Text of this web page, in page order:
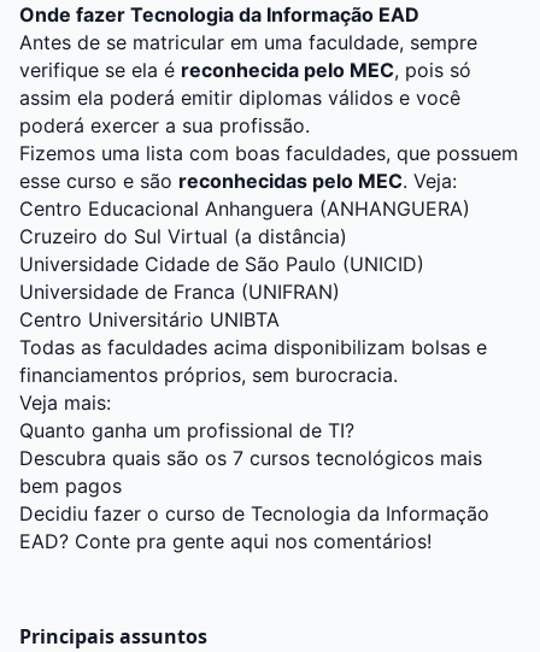
Onde fazer Tecnologia da Informação EAD
Antes de se matricular em uma faculdade, sempre
verifique se ela é reconhecida pelo MEC, pois só
assim ela poderá emitir diplomas válidos e você
poderá exercer a sua profissão.
Fizemos uma lista com boas faculdades, que possuem
esse curso e são reconhecidas pelo MEC. Veja:
Centro Educacional Anhanguera (ANHANGUERA)
Cruzeiro do Sul Virtual (a distância)
Universidade Cidade de São Paulo (UNICID)
Universidade de Franca (UNIFRAN)
Centro Universitário UNIBTA
Todas as faculdades acima disponibilizam bolsas e
financiamentos próprios, sem burocracia.
Veja mais:
Quanto ganha um profissional de TI?
Descubra quais são os 7 cursos tecnológicos mais
bem pagos
Decidiu fazer o curso de Tecnologia da Informação
EAD? Conte pra gente aqui nos comentários!
Principais assuntos